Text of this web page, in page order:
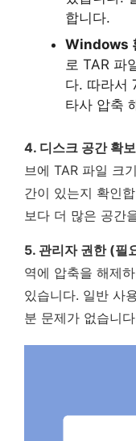
합니다.
Windows
로 TAR 파
다. 따라서
타사 압축
4. 디스크 공간 확
브에 TAR 파일 크
간이 있는지 확인
보다 더 많은 공간
5. 관리자 권한 (필
역에 압축을 해제
있습니다. 일반 사
분 문제가 없습니